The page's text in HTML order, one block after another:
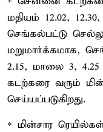
மதியம் 12.02,
செங்கல்பட்டு
மறுமார்க்கமாக,
2.15, மாலை 3,
கடற்கரை வரும்
செய்யப்படுகிறது.
* மின்சார